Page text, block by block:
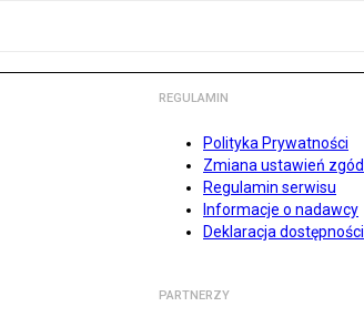
REGULAMIN
Polityka Prywatności
Zmiana ustawień zgód
Regulamin serwisu
Informacje o nadawcy
Deklaracja dostępności
PARTNERZY